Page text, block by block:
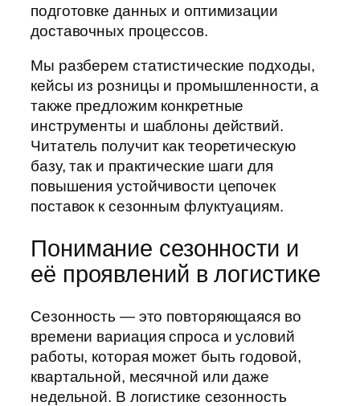
подготовке данных и оптимизации
доставочных процессов.
Мы разберем статистические подходы,
кейсы из розницы и промышленности, а
также предложим конкретные
инструменты и шаблоны действий.
Читатель получит как теоретическую
базу, так и практические шаги для
повышения устойчивости цепочек
поставок к сезонным флуктуациям.
Понимание сезонности и
её проявлений в логистике
Сезонность — это повторяющаяся во
времени вариация спроса и условий
работы, которая может быть годовой,
квартальной, месячной или даже
недельной. В логистике сезонность